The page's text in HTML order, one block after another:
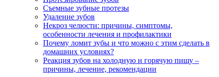
Съемные зубные протезы
Удаление зубов
Некроз челюсти: причины, симптомы,
особенности лечения и профилактики
Почему ломит зубы и что можно с этим сделать в
домашних условиях?
Реакция зубов на холодную и горячую пищу –
причины, лечение, рекомендации